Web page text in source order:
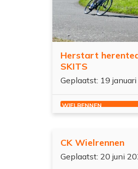
Herstart
SKITS
Geplaatst: 19
WIELRENNEN
CK Wielrennen
Geplaatst: 20 juni